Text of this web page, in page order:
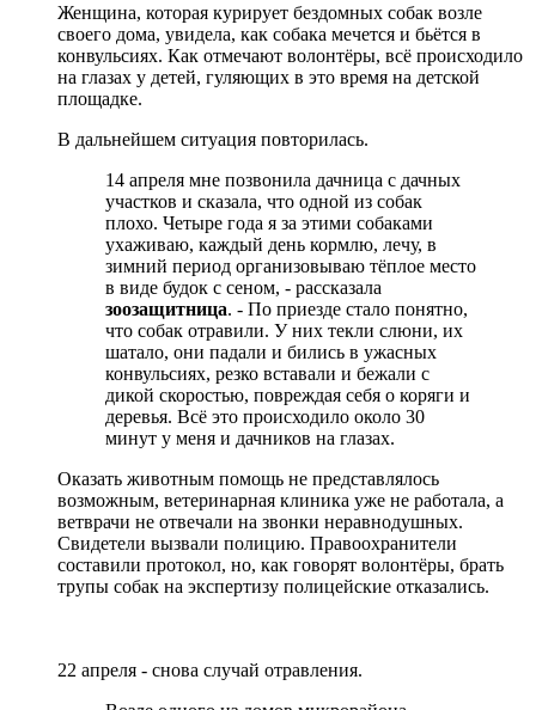
Женщина, которая курирует бездомных собак возле
своего дома, увидела, как собака мечется и бьётся в
конвульсиях. Как отмечают волонтёры, всё происходило
на глазах у детей, гуляющих в это время на детской
площадке.
В дальнейшем ситуация повторилась.
14 апреля мне позвонила дачница с дачных
участков и сказала, что одной из собак
плохо. Четыре года я за этими собаками
ухаживаю, каждый день кормлю, лечу, в
зимний период организовываю тёплое место
в виде будок с сеном, - рассказала
зоозащитница. - По приезде стало понятно,
что собак отравили. У них текли слюни, их
шатало, они падали и бились в ужасных
конвульсиях, резко вставали и бежали с
дикой скоростью, повреждая себя о коряги и
деревья. Всё это происходило около 30
минут у меня и дачников на глазах.
Оказать животным помощь не представлялось
возможным, ветеринарная клиника уже не работала, а
ветврачи не отвечали на звонки неравнодушных.
Свидетели вызвали полицию. Правоохранители
составили протокол, но, как говорят волонтёры, брать
трупы собак на экспертизу полицейские отказались.
22 апреля - снова случай отравления.